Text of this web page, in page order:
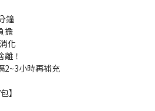
鐘
擔
化
！
2~3小時再補充
】